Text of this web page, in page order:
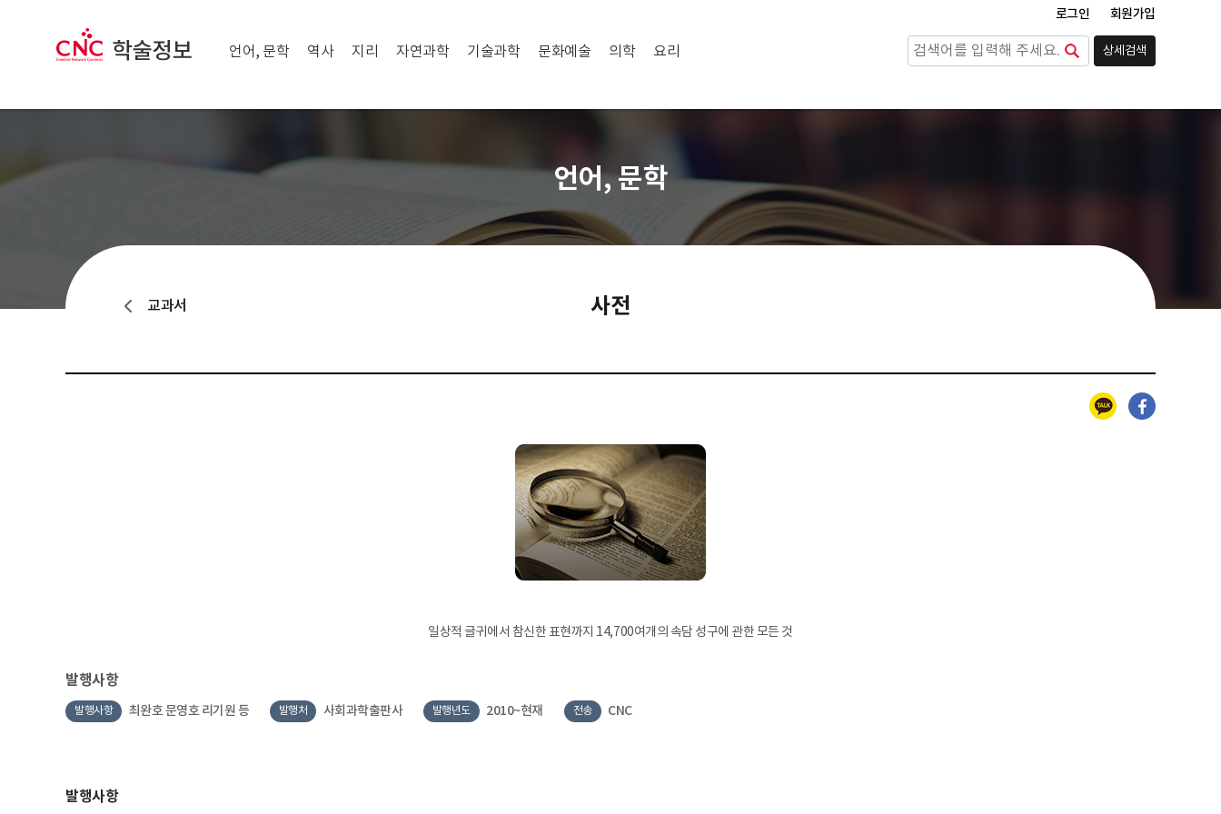
메뉴 열기
로그인 회원가입
언어, 문학 역사 지리 자연과학 기술과학 문화예술 의학 요리 검색 상세검색
언어, 문학
사전
교과서
카카오톡 페이스북
일상적 글귀에서 참신한 표현까지 14,700여개의 속담 성구에 관한 모든 것
발행사항
발행사항 최완호 문영호 리기원 등 발행처 사회과학출판사 발행년도 2010~현재 전송 CNC
발행사항